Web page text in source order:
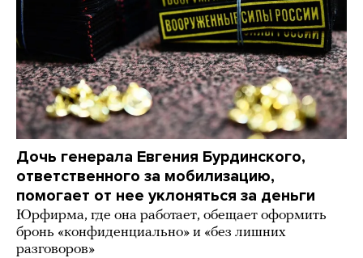
Дочь генерала Евгения Бурдинского,
ответственного за мобилизацию,
помогает от нее уклоняться за деньги
Юрфирма, где она работает, обещает оформить
бронь «конфиденциально» и «без лишних
разговоров»